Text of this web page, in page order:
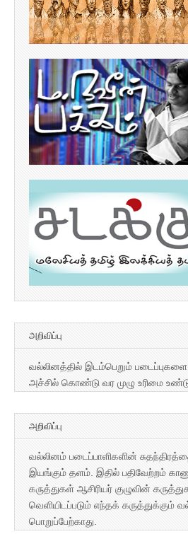
அறிவிப்பு
வல்லினத்தில் இடம்பெறும்
அச்சில் கொண்டு வர முழு உரிமை
அறிவிப்பு
வல்லினம் படைப்பாளிகளின்
இயங்கும் தளம். இதில் பதிவேற்றம்
கருத்துகள் ஆசிரியர் குழுவின்
வெளியிடப்படும் எந்தக் கருத்துக்கும்
பொறுப்பேற்காது.